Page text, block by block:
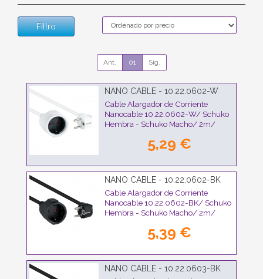
Filtro
Ant. 01 Sig.
NANO CABLE - 10.22.0602-W
Cable Alargador de Corriente
Nanocable 10.22.0602-W/ Schuko
Hembra - Schuko Macho/ 2m/
5,29 €
NANO CABLE - 10.22.0602-BK
Cable Alargador de Corriente
Nanocable 10.22.0602-BK/ Schuko
Hembra - Schuko Macho/ 2m/
5,39 €
NANO CABLE - 10.22.0603-BK